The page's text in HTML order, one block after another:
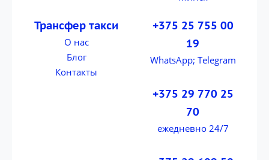
Трансфер такси
О нас
Блог
Контакты
+375 25 755 00
19
WhatsApp; Telegram
+375 29 770 25
70
ежедневно 24/7